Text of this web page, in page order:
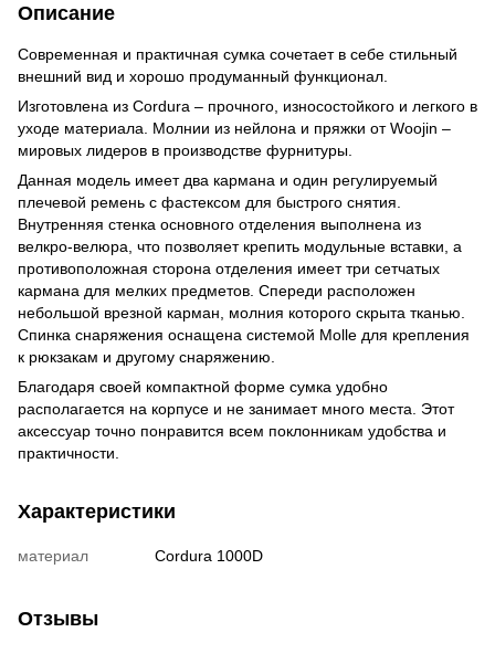
Описание
Современная и практичная сумка сочетает в себе стильный
внешний вид и хорошо продуманный функционал.
Изготовлена из Cordura – прочного, износостойкого и легкого в
уходе материала. Молнии из нейлона и пряжки от Woojin –
мировых лидеров в производстве фурнитуры.
Данная модель имеет два кармана и один регулируемый
плечевой ремень с фастексом для быстрого снятия.
Внутренняя стенка основного отделения выполнена из
велкро-велюра, что позволяет крепить модульные вставки, а
противоположная сторона отделения имеет три сетчатых
кармана для мелких предметов. Спереди расположен
небольшой врезной карман, молния которого скрыта тканью.
Спинка снаряжения оснащена системой Molle для крепления
к рюкзакам и другому снаряжению.
Благодаря своей компактной форме сумка удобно
располагается на корпусе и не занимает много места. Этот
аксессуар точно понравится всем поклонникам удобства и
практичности.
Характеристики
материал Cordura 1000D
Отзывы